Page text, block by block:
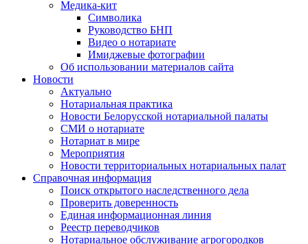
Медика-кит
Символика
Руководство БНП
Видео о нотариате
Имиджевые фотографии
Об использовании материалов сайта
Новости
Актуально
Нотариальная практика
Новости Белорусской нотариальной палаты
СМИ о нотариате
Нотариат в мире
Мероприятия
Новости территориальных нотариальных палат
Справочная информация
Поиск открытого наследственного дела
Проверить доверенность
Единая информационная линия
Реестр переводчиков
Нотариальное обслуживание агрогородков